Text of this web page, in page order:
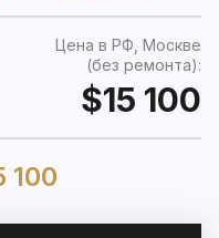
Цена в РФ, Москве
(без ремонта):
$15 100
100